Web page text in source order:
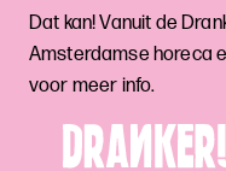
Dat kan! Vanuit de
Amsterdamse horeca
voor meer info.